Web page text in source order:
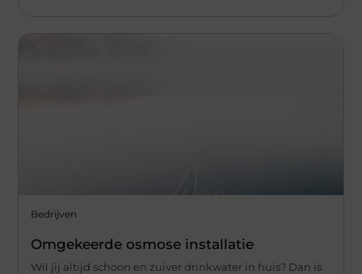
Bedrijven
Omgekeerde osmose installatie
Wil jij altijd schoon en zuiver drinkwater in huis? Dan is